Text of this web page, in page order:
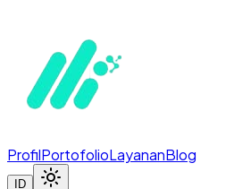
ProfilPortofolioLayananBlog
ID